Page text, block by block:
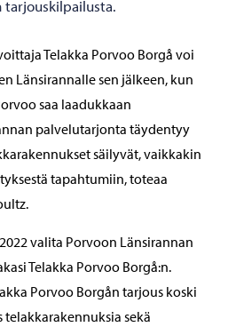
tarjouskilpailusta.
Telakka Porvoo Borgå voi
Länsirannalle sen jälkeen, kun
saa laadukkaan
palvelutarjonta täydentyy
säilyvät, vaikkakin
tapahtumiin, toteaa
valita Porvoon Länsirannan
Telakka Porvoo Borgå:n.
Porvoo Borgån tarjous koski
sekä